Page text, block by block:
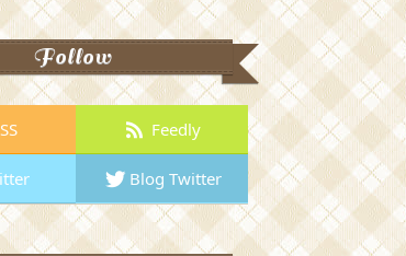
Follow
Feedly
Blog Twitter